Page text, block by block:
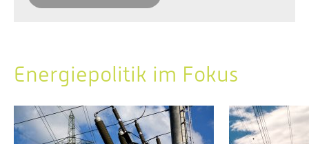
Energiepolitik im Fokus